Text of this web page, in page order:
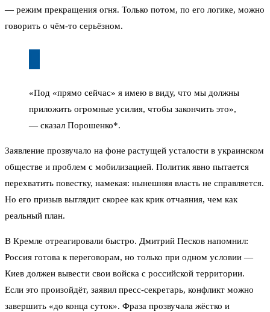
— режим прекращения огня. Только потом, по его логике, можно
говорить о чём-то серьёзном.
«Под «прямо сейчас» я имею в виду, что мы должны
приложить огромные усилия, чтобы закончить это»,
— сказал Порошенко*.
Заявление прозвучало на фоне растущей усталости в украинском
обществе и проблем с мобилизацией. Политик явно пытается
перехватить повестку, намекая: нынешняя власть не справляется.
Но его призыв выглядит скорее как крик отчаяния, чем как
реальный план.
В Кремле отреагировали быстро. Дмитрий Песков напомнил:
Россия готова к переговорам, но только при одном условии —
Киев должен вывести свои войска с российской территории.
Если это произойдёт, заявил пресс-секретарь, конфликт можно
завершить «до конца суток». Фраза прозвучала жёстко и